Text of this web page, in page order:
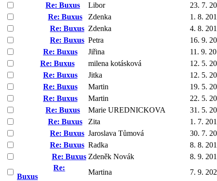
Re: Buxus
Libor
23. 7.
Re: Buxus
Zdenka
1. 8.
Re: Buxus Zdenka
4. 8.
Re: Buxus Petra
16. 9.
Re: Buxus
Jiřina
11. 9.
Re: Buxus
milena kotásková
12. 5.
Re: Buxus
Jitka
12. 5.
Re: Buxus
Martin
19. 5.
Re: Buxus
Martin
22. 5.
Re: Buxus
Marie UREDNICKOVA
31. 5.
Re: Buxus
Zita
1. 7.
Re: Buxus Jaroslava Tůmová
30. 7.
Re: Buxus Radka
8. 8.
Re: Buxus Zdeněk Novák
8. 9.
Re:
Buxus
Martina
7. 9.